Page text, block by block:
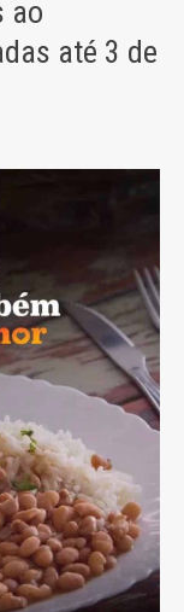
ao
até 3 de